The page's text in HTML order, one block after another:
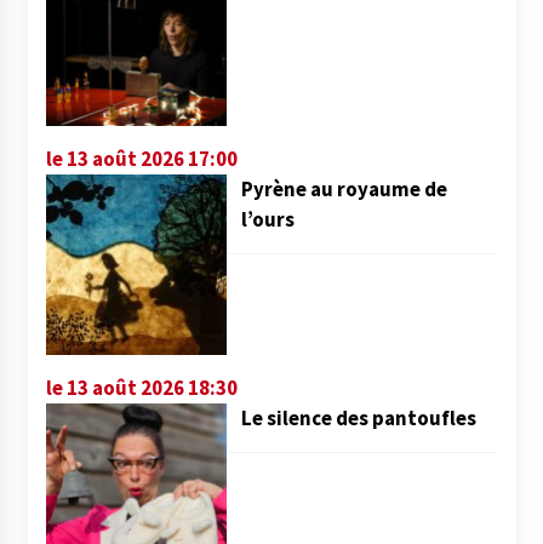
le 13 août 2026 17:00
Pyrène au royaume de
l’ours
le 13 août 2026 18:30
Le silence des pantoufles